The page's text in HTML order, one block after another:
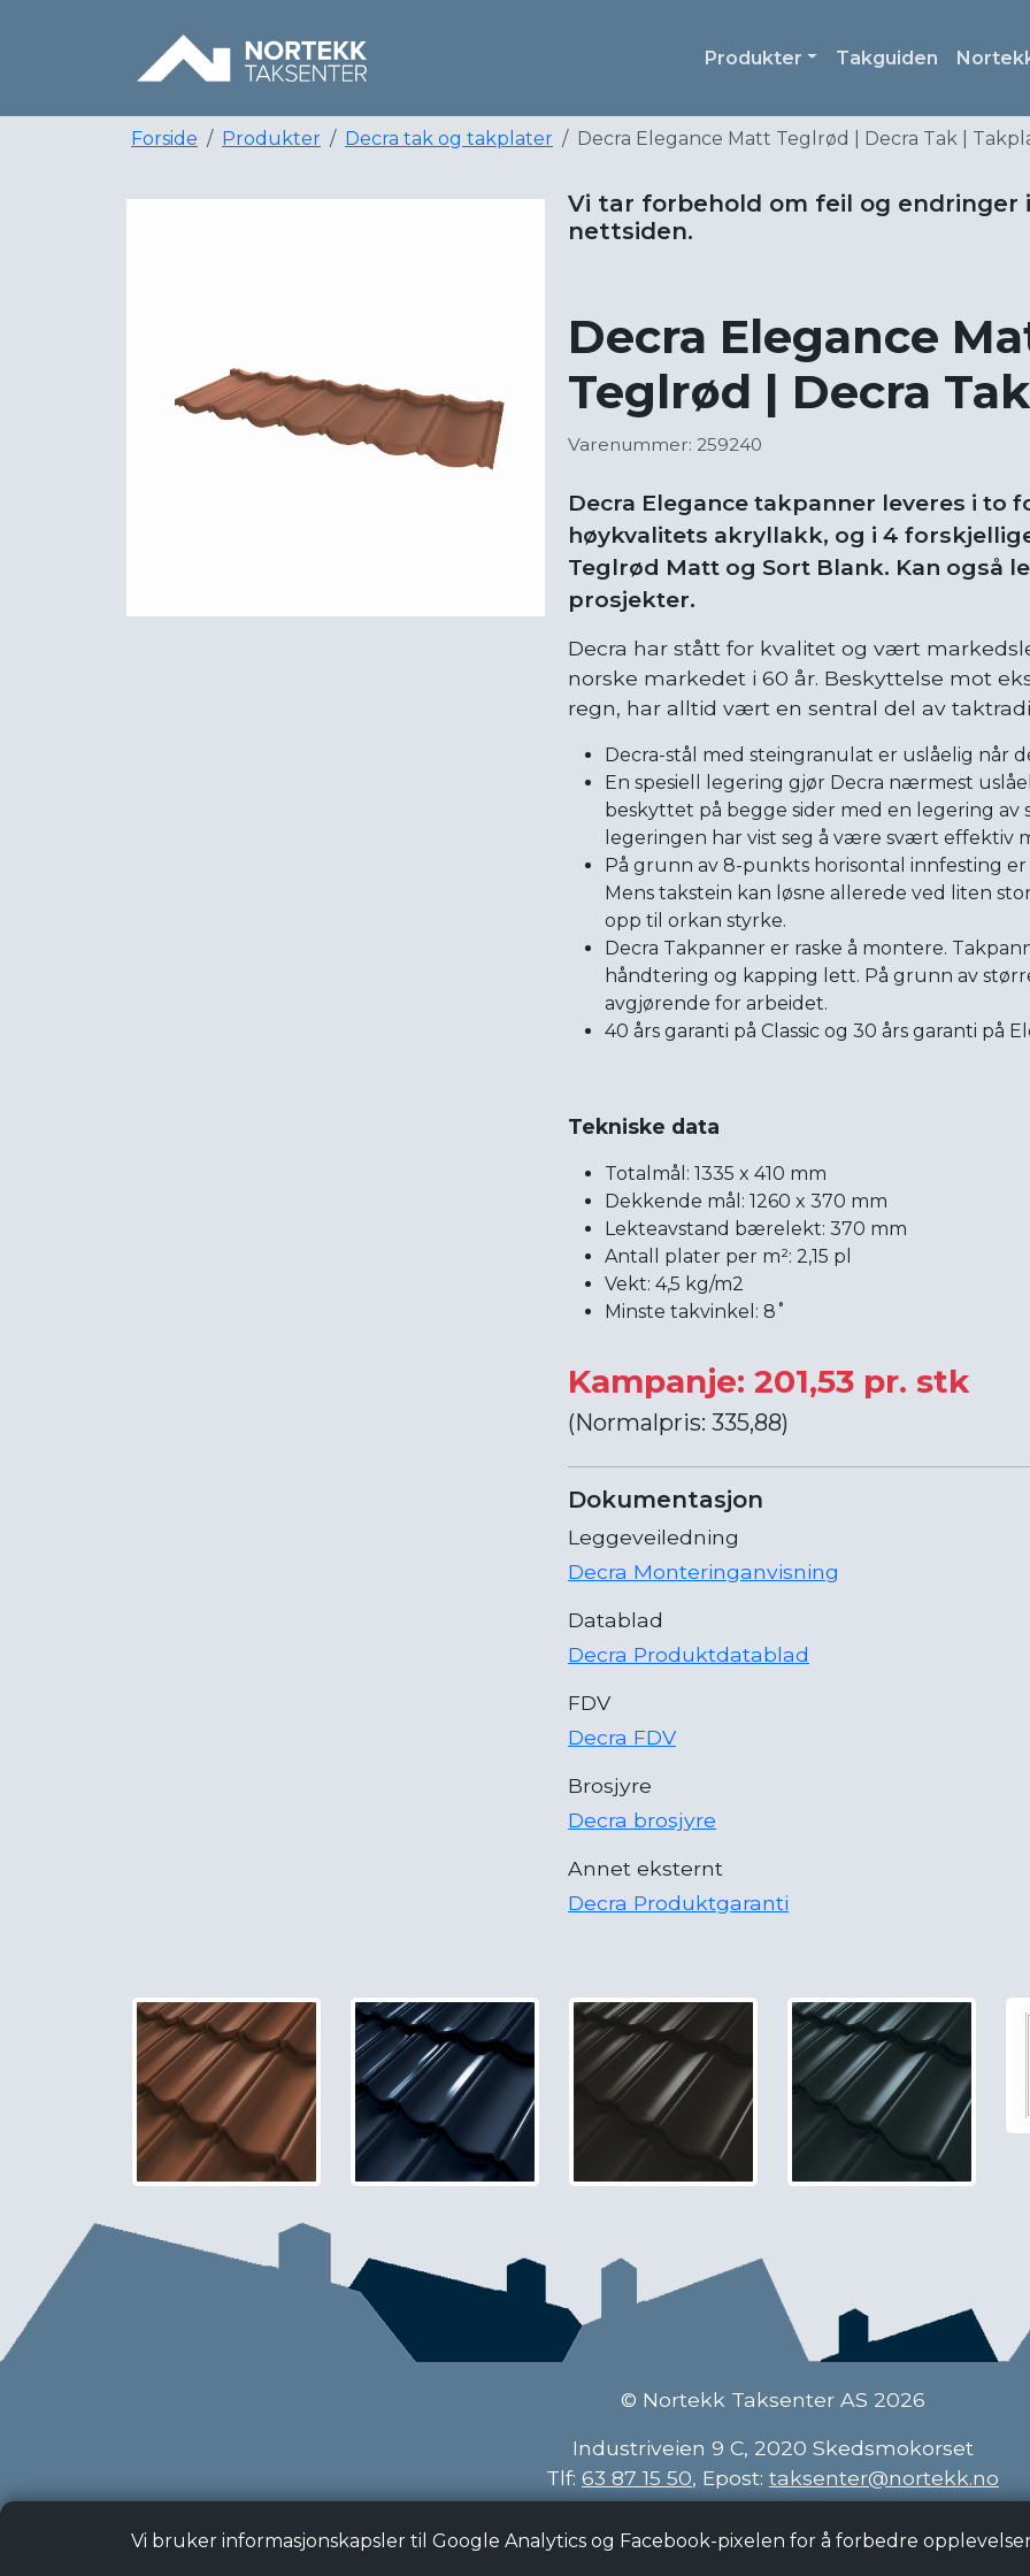
Produkter Takguiden
Forside Produkter Decra tak og takplater Decra Elegance Matt Teglrød | Decra Tak |
Vi tar forbehold om feil og endringer
nettsiden.
Decra Elegance
Teglrød | Decra
Varenummer: 259240
Decra Elegance takpanner leveres i to
høykvalitets akryllakk, og i 4
Teglrød Matt og Sort Blank. Kan også
prosjekter.
Decra har stått for kvalitet og vært
norske markedet i 60 år. Beskyttelse mot
regn, har alltid vært en sentral del av
Decra-stål med steingranulat er uslåelig når
En spesiell legering gjør Decra nærmest
beskyttet på begge sider med en legering av
legeringen har vist seg å være svært effektiv
På grunn av 8-punkts horisontal innfesting
Mens takstein kan løsne allerede ved liten
opp til orkan styrke.
Decra Takpanner er raske å montere.
håndtering og kapping lett. På grunn av
avgjørende for arbeidet.
40 års garanti på Classic og 30 års garanti på
Tekniske data
Totalmål: 1335 x 410 mm
Dekkende mål: 1260 x 370 mm
Lekteavstand bærelekt: 370 mm
Antall plater per m²: 2,15 pl
Vekt: 4,5 kg/m2
Minste takvinkel: 8˚
Kampanje: 201,53 pr. stk
(Normalpris: 335,88)
Dokumentasjon
Leggeveiledning
Decra Monteringanvisning
Datablad
Decra Produktdatablad
FDV
Decra FDV
Brosjyre
Decra brosjyre
Annet eksternt
Decra Produktgaranti
© Nortekk Taksenter AS 2026
Industriveien 9 C, 2020 Skedsmokorset
Tlf: 63 87 15 50, Epost: taksenter@nortekk.no
Personvern
Vi bruker informasjonskapsler til Google Analytics og Facebook-pixelen for å forbedre